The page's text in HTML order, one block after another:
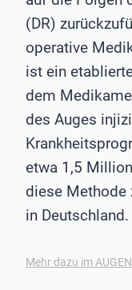
(DR)
operative
ist ein
dem
des Auges
etwa 1,5
diese Methode
in Deutschland.
Mehr dazu im